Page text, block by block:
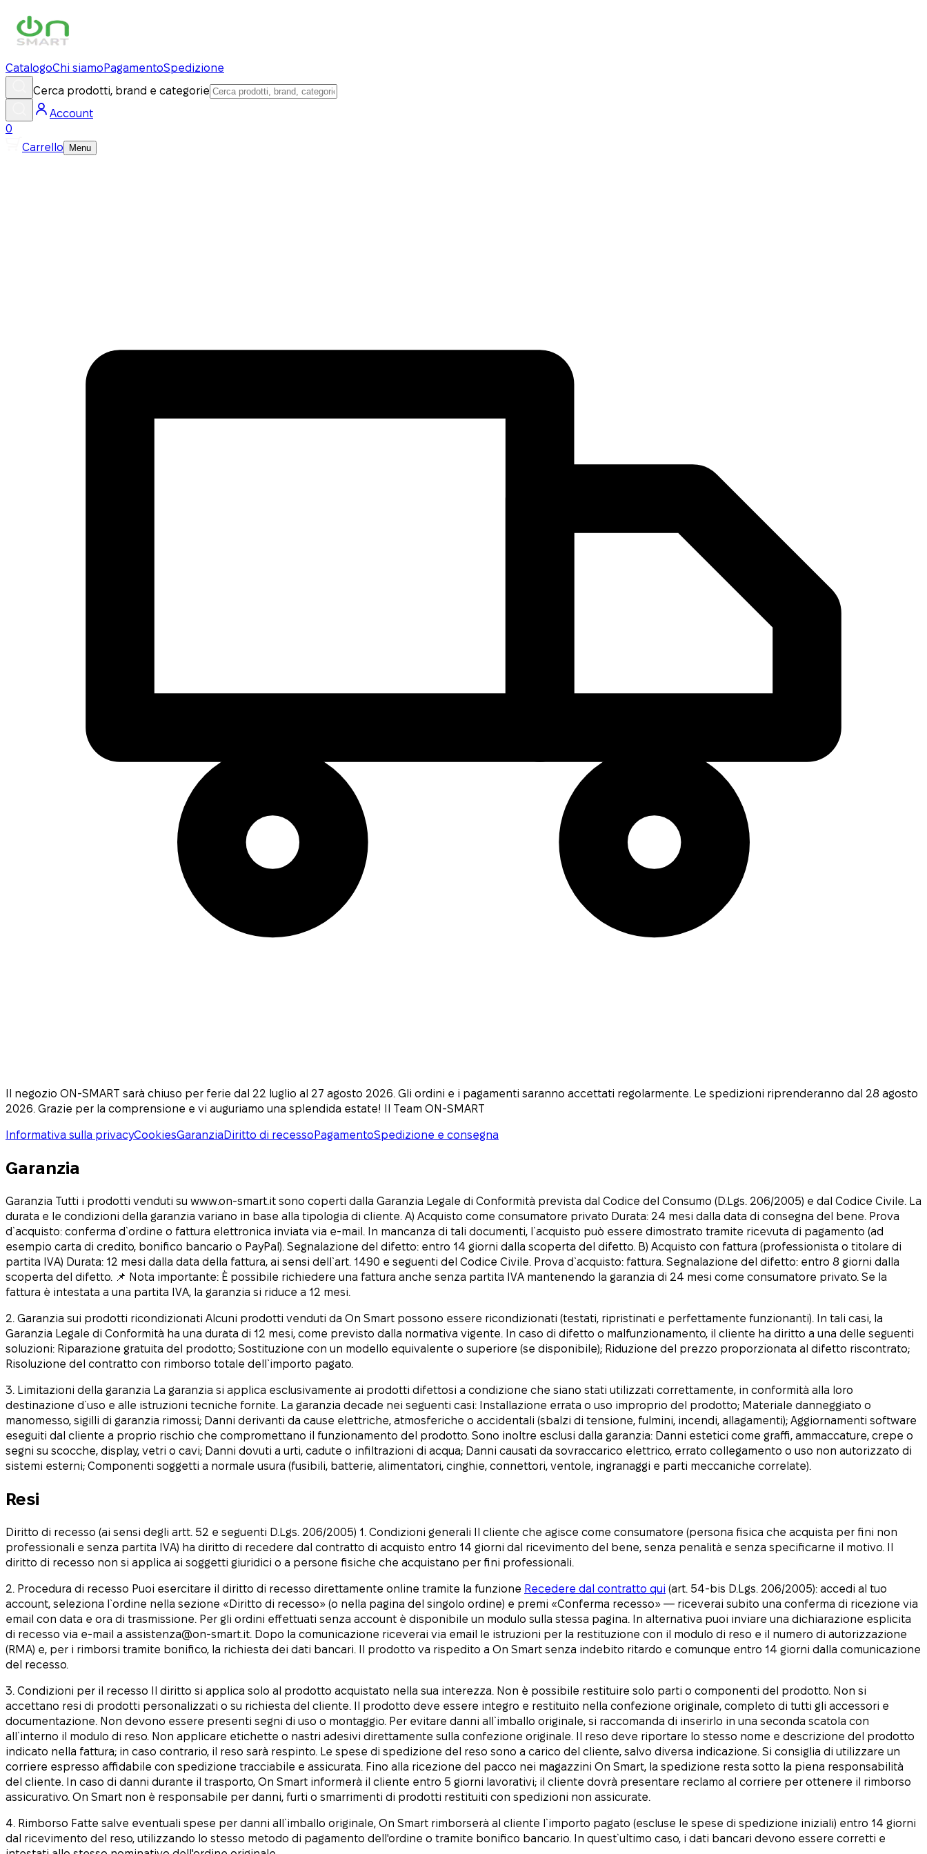
CatalogoChi siamo PagamentoSpedizione
Cerca prodotti, brand e categorie
Account
0
Carrello
Menu
Il negozio ON-SMART sarà chiuso per ferie dal 22 luglio al 27 agosto 2026. Gli ordini e i pagamenti saranno accettati regolarmente. Le spedizioni riprenderanno dal 28 agosto
2026. Grazie per la comprensione e vi auguriamo una splendida estate! Il Team ON-SMART
Informativa sulla privacyCookiesGaranzia Diritto di recesso PagamentoSpedizione e consegna
Garanzia
Garanzia Tutti i prodotti venduti su www.on-smart.it sono coperti dalla Garanzia Legale di Conformità prevista dal Codice del Consumo (D.Lgs. 206/2005) e dal Codice Civile. La
durata e le condizioni della garanzia variano in base alla tipologia di cliente. A) Acquisto come consumatore privato Durata: 24 mesi dalla data di consegna del bene. Prova
d`acquisto: conferma d`ordine o fattura elettronica inviata via e-mail. In mancanza di tali documenti, l`acquisto può essere dimostrato tramite ricevuta di pagamento (ad
esempio carta di credito, bonifico bancario o PayPal). Segnalazione del difetto: entro 14 giorni dalla scoperta del difetto. B) Acquisto con fattura (professionista o titolare di
partita IVA) Durata: 12 mesi dalla data della fattura, ai sensi dell`art. 1490 e seguenti del Codice Civile. Prova d`acquisto: fattura. Segnalazione del difetto: entro 8 giorni dalla
scoperta del difetto. 📌 Nota importante: È possibile richiedere una fattura anche senza partita IVA mantenendo la garanzia di 24 mesi come consumatore privato. Se la
fattura è intestata a una partita IVA, la garanzia si riduce a 12 mesi.
2. Garanzia sui prodotti ricondizionati Alcuni prodotti venduti da On Smart possono essere ricondizionati (testati, ripristinati e perfettamente funzionanti). In tali casi, la
Garanzia Legale di Conformità ha una durata di 12 mesi, come previsto dalla normativa vigente. In caso di difetto o malfunzionamento, il cliente ha diritto a una delle seguenti
soluzioni: Riparazione gratuita del prodotto; Sostituzione con un modello equivalente o superiore (se disponibile); Riduzione del prezzo proporzionata al difetto riscontrato;
Risoluzione del contratto con rimborso totale dell`importo pagato.
3. Limitazioni della garanzia La garanzia si applica esclusivamente ai prodotti difettosi a condizione che siano stati utilizzati correttamente, in conformità alla loro
destinazione d`uso e alle istruzioni tecniche fornite. La garanzia decade nei seguenti casi: Installazione errata o uso improprio del prodotto; Materiale danneggiato o
manomesso, sigilli di garanzia rimossi; Danni derivanti da cause elettriche, atmosferiche o accidentali (sbalzi di tensione, fulmini, incendi, allagamenti); Aggiornamenti software
eseguiti dal cliente a proprio rischio che compromettano il funzionamento del prodotto. Sono inoltre esclusi dalla garanzia: Danni estetici come graffi, ammaccature, crepe o
segni su scocche, display, vetri o cavi; Danni dovuti a urti, cadute o infiltrazioni di acqua; Danni causati da sovraccarico elettrico, errato collegamento o uso non autorizzato di
sistemi esterni; Componenti soggetti a normale usura (fusibili, batterie, alimentatori, cinghie, connettori, ventole, ingranaggi e parti meccaniche correlate).
Resi
Diritto di recesso (ai sensi degli artt. 52 e seguenti D.Lgs. 206/2005) 1. Condizioni generali Il cliente che agisce come consumatore (persona fisica che acquista per fini non
professionali e senza partita IVA) ha diritto di recedere dal contratto di acquisto entro 14 giorni dal ricevimento del bene, senza penalità e senza specificarne il motivo. Il
diritto di recesso non si applica ai soggetti giuridici o a persone fisiche che acquistano per fini professionali.
2. Procedura di recesso Puoi esercitare il diritto di recesso direttamente online tramite la funzione Recedere dal contratto qui (art. 54-bis D.Lgs. 206/2005): accedi al tuo
account, seleziona l`ordine nella sezione «Diritto di recesso» (o nella pagina del singolo ordine) e premi «Conferma recesso» — riceverai subito una conferma di ricezione via
email con data e ora di trasmissione. Per gli ordini effettuati senza account è disponibile un modulo sulla stessa pagina. In alternativa puoi inviare una dichiarazione esplicita
di recesso via e-mail a assistenza@on-smart.it. Dopo la comunicazione riceverai via email le istruzioni per la restituzione con il modulo di reso e il numero di autorizzazione
(RMA) e, per i rimborsi tramite bonifico, la richiesta dei dati bancari. Il prodotto va rispedito a On Smart senza indebito ritardo e comunque entro 14 giorni dalla comunicazione
del recesso.
3. Condizioni per il recesso Il diritto si applica solo al prodotto acquistato nella sua interezza. Non è possibile restituire solo parti o componenti del prodotto. Non si
accettano resi di prodotti personalizzati o su richiesta del cliente. Il prodotto deve essere integro e restituito nella confezione originale, completo di tutti gli accessori e
documentazione. Non devono essere presenti segni di uso o montaggio. Per evitare danni all`imballo originale, si raccomanda di inserirlo in una seconda scatola con
all`interno il modulo di reso. Non applicare etichette o nastri adesivi direttamente sulla confezione originale. Il reso deve riportare lo stesso nome e descrizione del prodotto
indicato nella fattura; in caso contrario, il reso sarà respinto. Le spese di spedizione del reso sono a carico del cliente, salvo diversa indicazione. Si consiglia di utilizzare un
corriere espresso affidabile con spedizione tracciabile e assicurata. Fino alla ricezione del pacco nei magazzini On Smart, la spedizione resta sotto la piena responsabilità
del cliente. In caso di danni durante il trasporto, On Smart informerà il cliente entro 5 giorni lavorativi; il cliente dovrà presentare reclamo al corriere per ottenere il rimborso
assicurativo. On Smart non è responsabile per danni, furti o smarrimenti di prodotti restituiti con spedizioni non assicurate.
4. Rimborso Fatte salve eventuali spese per danni all`imballo originale, On Smart rimborserà al cliente l`importo pagato (escluse le spese di spedizione iniziali) entro 14 giorni
dal ricevimento del reso, utilizzando lo stesso metodo di pagamento dell'ordine o tramite bonifico bancario. In quest`ultimo caso, i dati bancari devono essere corretti e